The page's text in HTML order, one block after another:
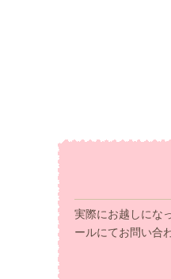
実際にお越しにな
ールにてお問い合